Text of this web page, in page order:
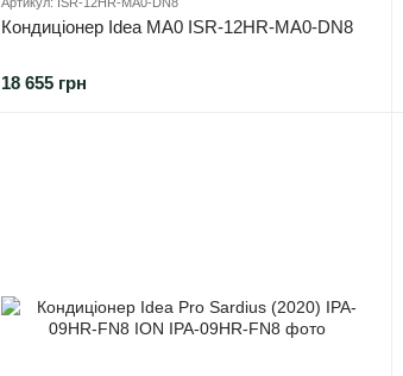
Кондиціонер Idea MA0 ISR-12HR-MA0-DN8
18 655 грн